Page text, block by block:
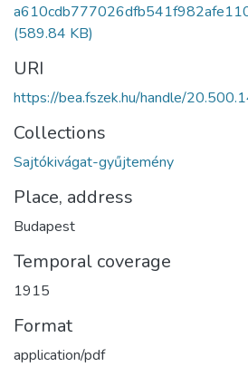
(589.84 KB)
URI
https://bea.fszek.hu/handle/
Collections
Sajtókivágat-gyűjtemény
Place, address
Budapest
Temporal coverage
1915
Format
application/pdf